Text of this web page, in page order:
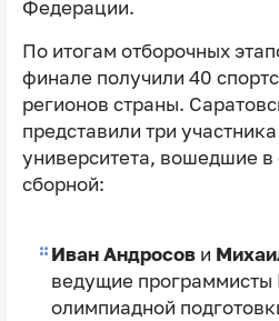
Федерации.
По итогам отборочных
финале получили 40
регионов страны.
представили три
университета, вошедшие в
сборной:
Иван Андросови
ведущие программисты
олимпиадной